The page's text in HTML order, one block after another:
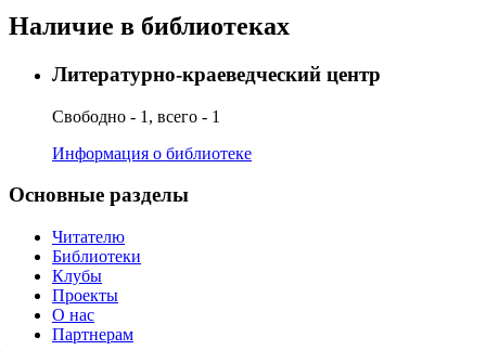
Наличие в библиотеках
Литературно-краеведческий центр
Свободно - 1, всего - 1
Информация о библиотеке
Основные разделы
Читателю
Библиотеки
Клубы
Проекты
О нас
Партнерам